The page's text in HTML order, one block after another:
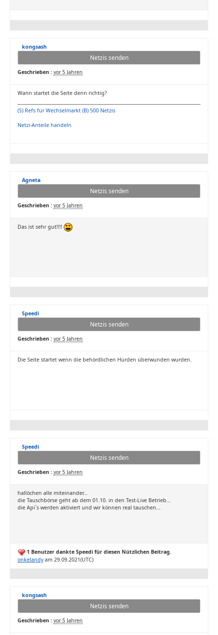
kongsash
Netzis senden
Geschrieben : vor 5 Jahren
Wann startet die Seite denn richtig?
(S) Refs für Wechselmarkt (B) 500 Netzis
Netzi-Anteile handeln
Agneta
Netzis senden
Geschrieben : vor 5 Jahren
Das ist sehr gut!!!!
Speedi
Netzis senden
Geschrieben : vor 5 Jahren
Die Seite startet wenn die behördlichen Hürden überwunden wurden.
Speedi
Netzis senden
Geschrieben : vor 5 Jahren
hallöchen alle miteinander...
die Tauschbörse geht ab dem 01.10. in den Test-Live Betrieb...
die Api´s werden aktiviert und wir können real tauschen...
1 Benutzer dankte Speedi für diesen Nützlichen Beitrag.
onkelandyam 29.09.2021(UTC)
kongsash
Netzis senden
Geschrieben : vor 5 Jahren